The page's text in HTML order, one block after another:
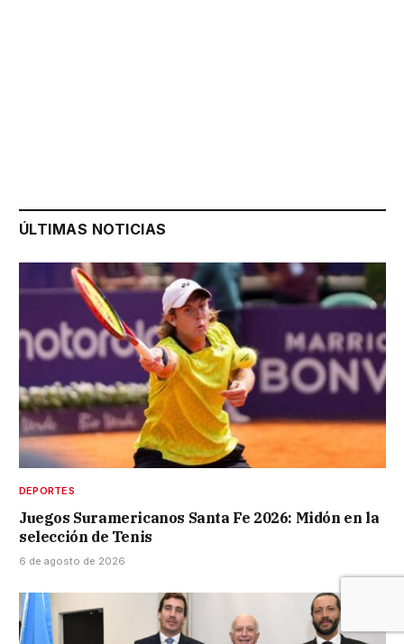
ÚLTIMAS NOTICIAS
DEPORTES
Juegos Suramericanos Santa Fe 2026: Midón en la
selección de Tenis
6 de agosto de 2026